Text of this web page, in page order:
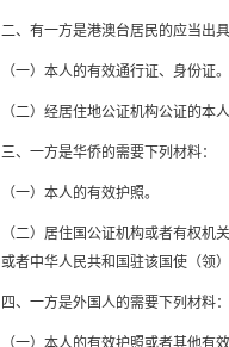
二、有一方是港澳台居民的应当出
（一）本人的有效通行证、身份证。
（二）经居住地公证机构公证的本
三、一方是华侨的需要下列材料：
（一）本人的有效护照。
（二）居住国公证机构或者有权机
或者中华人民共和国驻该国使（领
四、一方是外国人的需要下列材料：
（一）本人的有效护照或者其他有